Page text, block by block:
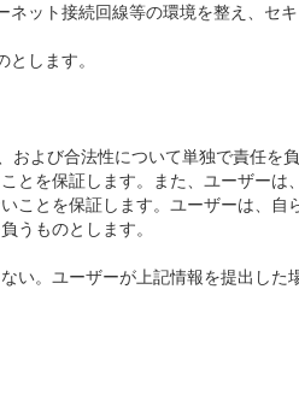
ット接続回線等の環境を整え、セ
します。
よび合法性について単独で責任を
を保証します。また、ユーザーは
ことを保証します。ユーザーは、自
うものとします。
い。ユーザーが上記情報を提出した